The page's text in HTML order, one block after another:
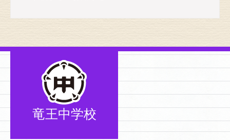
竜王中学校